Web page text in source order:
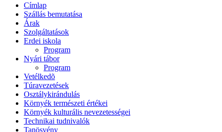
Címlap
Szállás bemutatása
Árak
Szolgáltatások
Erdei iskola
Program
Nyári tábor
Program
Vetélkedõ
Túravezetések
Osztálykirándulás
Környék természeti értékei
Környék kulturális nevezetességei
Technikai tudnivalók
Tanösvény